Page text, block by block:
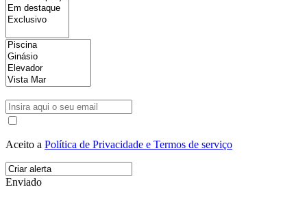
Aceito a Política de Privacidade e Termos de serviço
Enviado